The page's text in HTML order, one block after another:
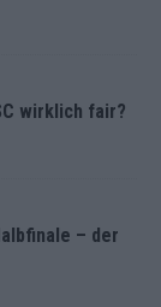
wirklich fair?
– der